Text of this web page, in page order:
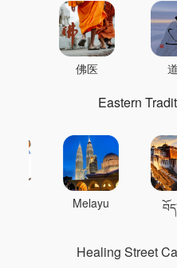
佛医
Eastern
Melayu
Healing Street